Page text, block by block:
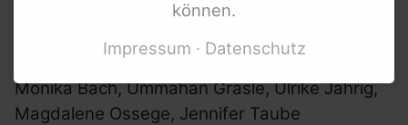
Vertretungsberechtigter Vorstand
Monika Bach, Ümmahan Gräsle, Ulrike Jährig,
Magdalene Ossege, Jennifer Taube
können.
Impressum
Datenschutz